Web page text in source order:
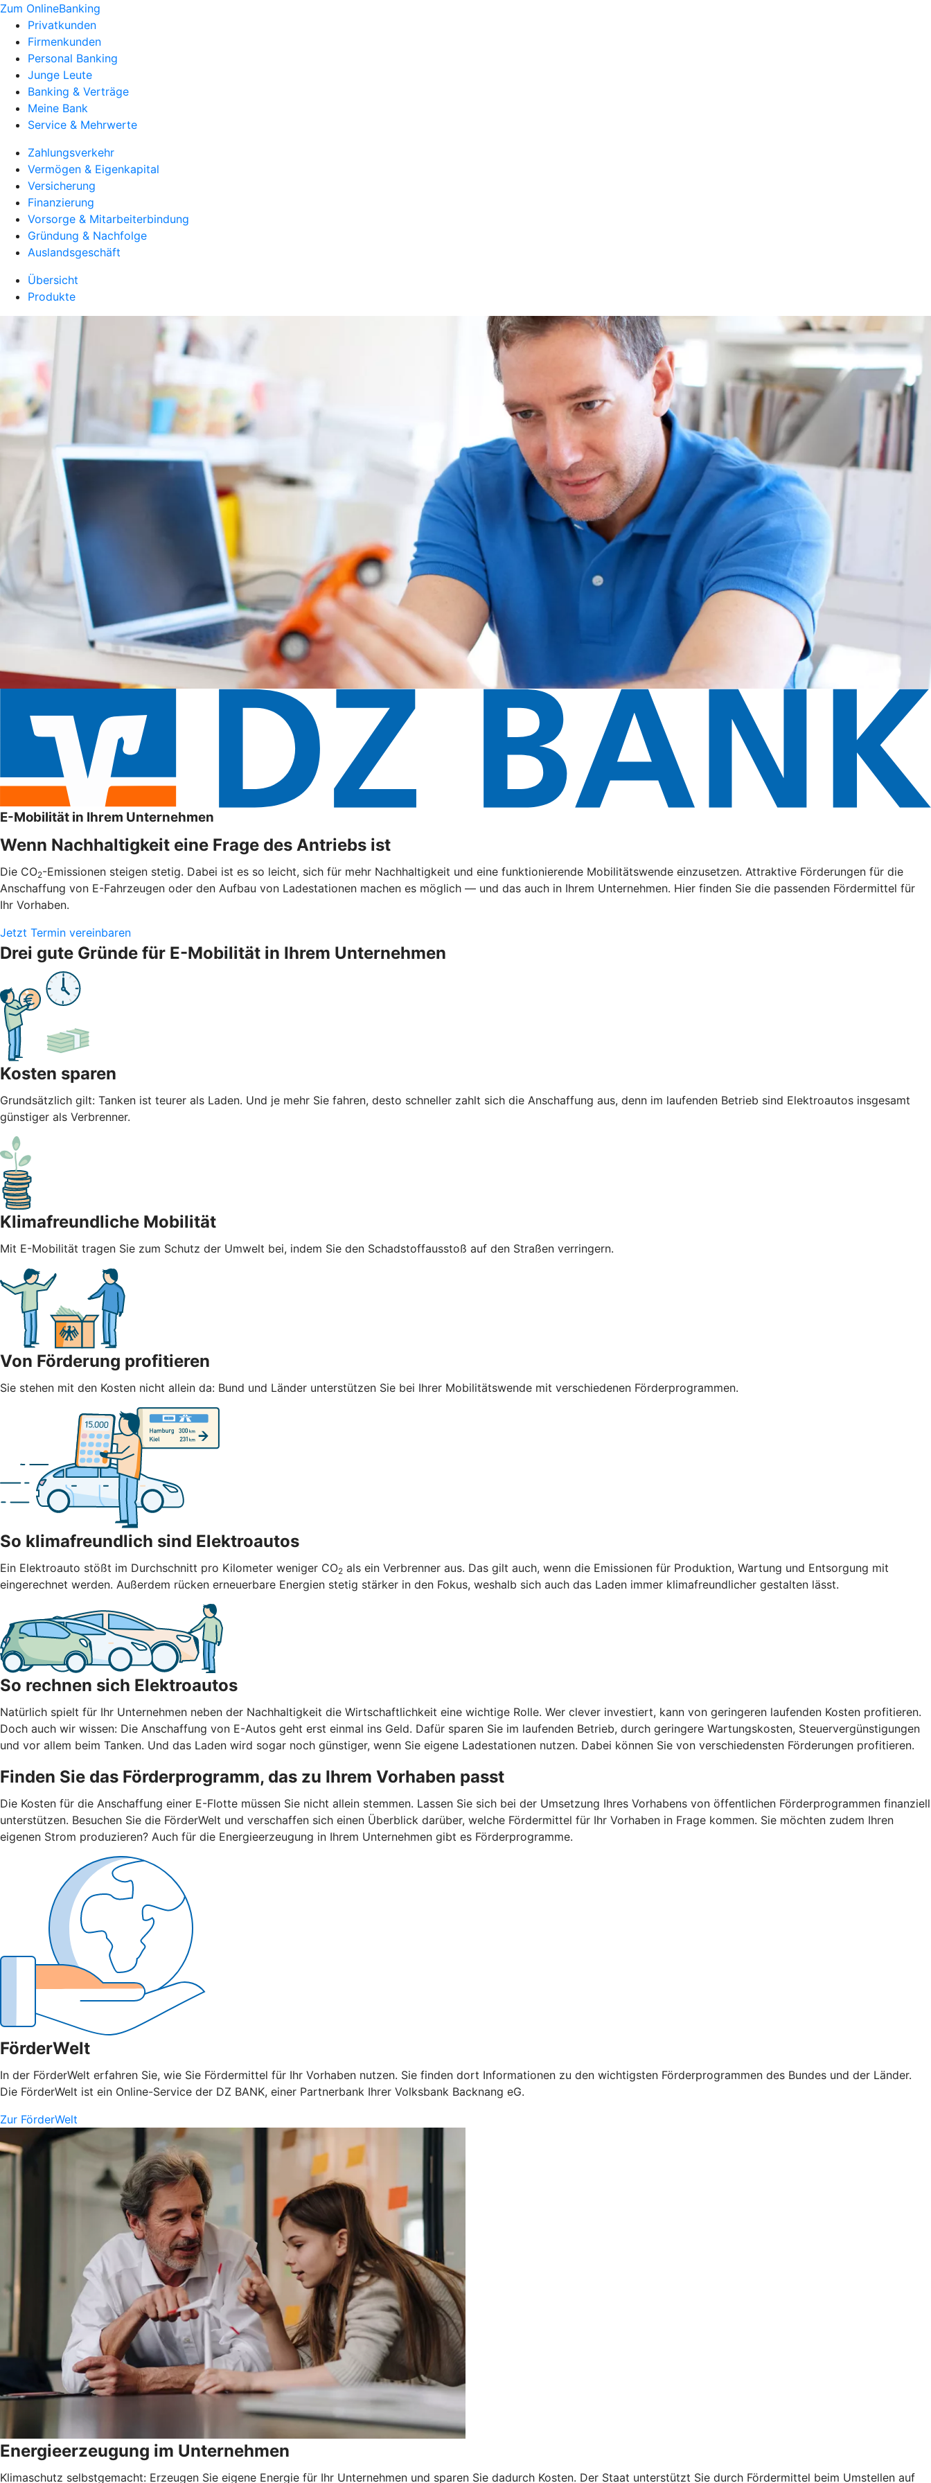
Zum OnlineBanking
Privatkunden
Firmenkunden
Personal Banking
Junge Leute
Banking & Verträge
Meine Bank
Service & Mehrwerte
Zahlungsverkehr
Vermögen & Eigenkapital
Versicherung
Finanzierung
Vorsorge & Mitarbeiterbindung
Gründung & Nachfolge
Auslandsgeschäft
Übersicht
Produkte
E-Mobilität in Ihrem Unternehmen
Wenn Nachhaltigkeit eine Frage des Antriebs ist
Die CO2-Emissionen steigen stetig. Dabei ist es so leicht, sich für mehr Nachhaltigkeit und eine funktionierende Mobilitätswende einzusetzen. Attraktive Förderungen für die
Anschaffung von E-Fahrzeugen oder den Aufbau von Ladestationen machen es möglich — und das auch in Ihrem Unternehmen. Hier finden Sie die passenden Fördermittel für
Ihr Vorhaben.
Jetzt Termin vereinbaren
Drei gute Gründe für E-Mobilität in Ihrem Unternehmen
Kosten sparen
Grundsätzlich gilt: Tanken ist teurer als Laden. Und je mehr Sie fahren, desto schneller zahlt sich die Anschaffung aus, denn im laufenden Betrieb sind Elektroautos insgesamt
günstiger als Verbrenner.
Klimafreundliche Mobilität
Mit E-Mobilität tragen Sie zum Schutz der Umwelt bei, indem Sie den Schadstoffausstoß auf den Straßen verringern.
Von Förderung profitieren
Sie stehen mit den Kosten nicht allein da: Bund und Länder unterstützen Sie bei Ihrer Mobilitätswende mit verschiedenen Förderprogrammen.
So klimafreundlich sind Elektroautos
Ein Elektroauto stößt im Durchschnitt pro Kilometer weniger CO2 als ein Verbrenner aus. Das gilt auch, wenn die Emissionen für Produktion, Wartung und Entsorgung mit
eingerechnet werden. Außerdem rücken erneuerbare Energien stetig stärker in den Fokus, weshalb sich auch das Laden immer klimafreundlicher gestalten lässt.
So rechnen sich Elektroautos
Natürlich spielt für Ihr Unternehmen neben der Nachhaltigkeit die Wirtschaftlichkeit eine wichtige Rolle. Wer clever investiert, kann von geringeren laufenden Kosten profitieren.
Doch auch wir wissen: Die Anschaffung von E-Autos geht erst einmal ins Geld. Dafür sparen Sie im laufenden Betrieb, durch geringere Wartungskosten, Steuervergünstigungen
und vor allem beim Tanken. Und das Laden wird sogar noch günstiger, wenn Sie eigene Ladestationen nutzen. Dabei können Sie von verschiedensten Förderungen profitieren.
Finden Sie das Förderprogramm, das zu Ihrem Vorhaben passt
Die Kosten für die Anschaffung einer E-Flotte müssen Sie nicht allein stemmen. Lassen Sie sich bei der Umsetzung Ihres Vorhabens von öffentlichen Förderprogrammen finanziell
unterstützen. Besuchen Sie die FörderWelt und verschaffen sich einen Überblick darüber, welche Fördermittel für Ihr Vorhaben in Frage kommen. Sie möchten zudem Ihren
eigenen Strom produzieren? Auch für die Energieerzeugung in Ihrem Unternehmen gibt es Förderprogramme.
FörderWelt
In der FörderWelt erfahren Sie, wie Sie Fördermittel für Ihr Vorhaben nutzen. Sie finden dort Informationen zu den wichtigsten Förderprogrammen des Bundes und der Länder.
Die FörderWelt ist ein Online-Service der DZ BANK, einer Partnerbank Ihrer Volksbank Backnang eG.
Zur FörderWelt
Energieerzeugung im Unternehmen
Klimaschutz selbstgemacht: Erzeugen Sie eigene Energie für Ihr Unternehmen und sparen Sie dadurch Kosten. Der Staat unterstützt Sie durch Fördermittel beim Umstellen auf